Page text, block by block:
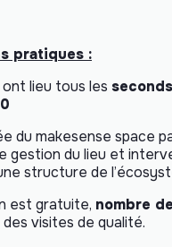
pratiques :
lieu tous les
du makesense space
gestion du lieu et
structure de
est gratuite, nombre
visites de qualité.